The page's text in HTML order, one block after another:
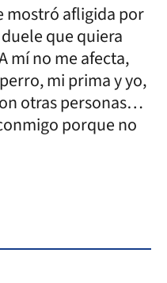
mostró afligida por
que quiera
mí no me afecta,
mi prima y yo,
otras personas…
porque no